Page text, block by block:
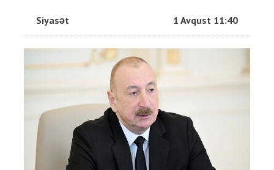
Siyasət 1 Avqust 11:40